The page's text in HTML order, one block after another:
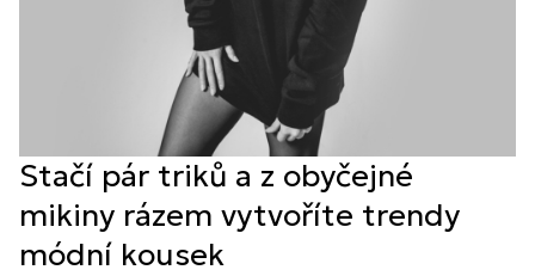
Stačí pár triků a z obyčejné
mikiny rázem vytvoříte trendy
módní kousek